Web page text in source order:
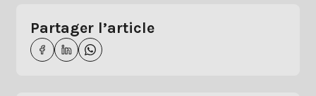
Partager l’article